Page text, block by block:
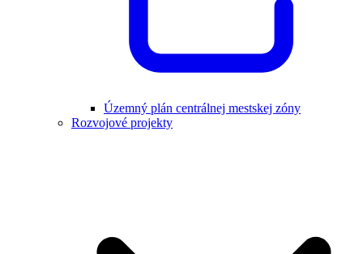
Územný plán centrálnej mestskej zóny
Rozvojové projekty